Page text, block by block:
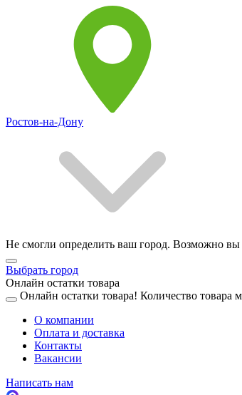
Ростов-на-Дону
Не смогли определить ваш город. Возможно вы
Выбрать город
Онлайн остатки товара
Онлайн остатки товара! Количество товара
О компании
Оплата и доставка
Контакты
Вакансии
Написать нам